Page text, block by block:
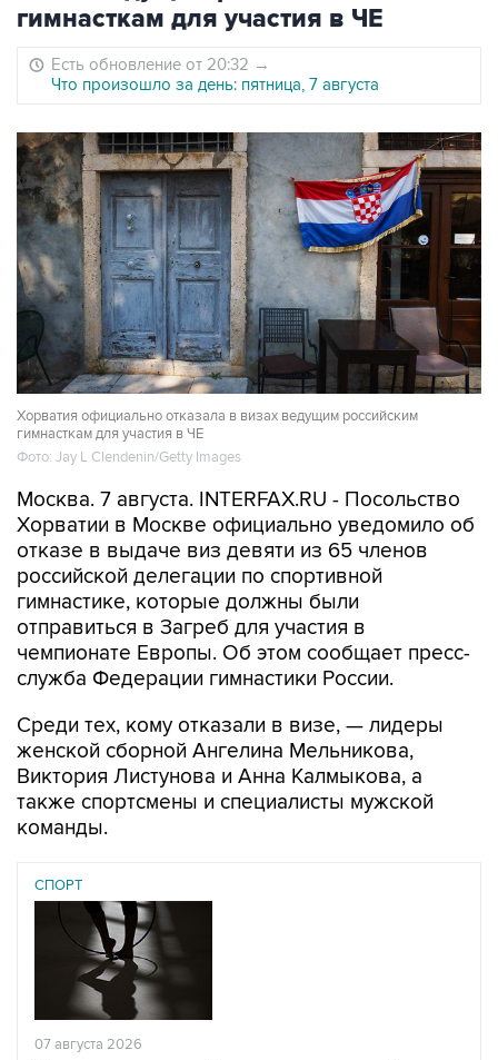
гимнасткам для участия в ЧЕ
Есть обновление от 20:32 →
Что произошло за день: пятница, 7 августа
Хорватия официально отказала в визах ведущим российским
гимнасткам для участия в ЧЕ
Фото: Jay L Clendenin/Getty Images
Москва. 7 августа. INTERFAX.RU - Посольство
Хорватии в Москве официально уведомило об
отказе в выдаче виз девяти из 65 членов
российской делегации по спортивной
гимнастике, которые должны были
отправиться в Загреб для участия в
чемпионате Европы. Об этом сообщает пресс-
служба Федерации гимнастики России.
Среди тех, кому отказали в визе, — лидеры
женской сборной Ангелина Мельникова,
Виктория Листунова и Анна Калмыкова, а
также спортсмены и специалисты мужской
команды.
СПОРТ
07 августа 2026